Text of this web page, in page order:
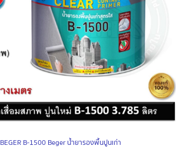
BEGER B-1500 Beger น้ำยารองพื้นปูนเก่า